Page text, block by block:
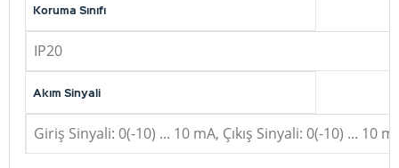
Koruma Sınıfı
IP20
Akım Sinyali
Giriş Sinyali: 0(-10) ... 10 mA, Çıkış Sinyali: 0(-10) ... 10